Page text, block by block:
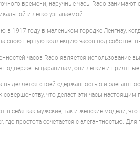
времени, наручные часы Rado
и легко узнаваемой.
в 1917 году в маленьком городке Ленгнау,
свою первую коллекцию часов под
часов Rado является использование
подвержены царапинам, они легкие и
выделяется своей сдержанностью и
совершенству, что делает эти часы настоящим
в себя как мужские, так и женские модели,
где простота сочетается с элегантностью.